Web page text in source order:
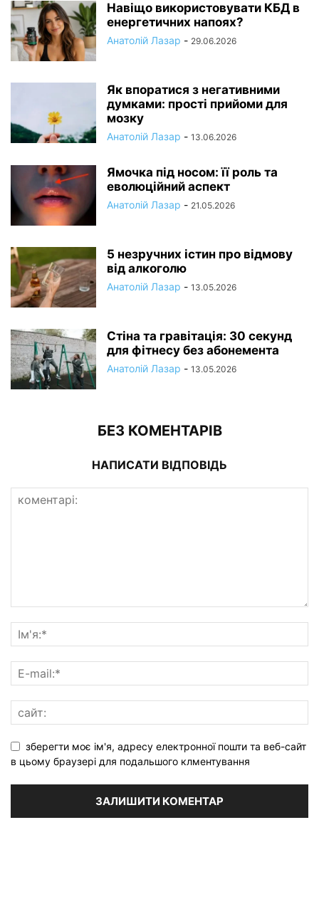
Навіщо використовувати КБД в
енергетичних напоях?
Анатолій Лазар - 29.06.2026
Як впоратися з негативними
думками: прості прийоми для
мозку
Анатолій Лазар - 13.06.2026
Ямочка під носом: її роль та
еволюційний аспект
Анатолій Лазар - 21.05.2026
5 незручних істин про відмову
від алкоголю
Анатолій Лазар - 13.05.2026
Стіна та гравітація: 30 секунд
для фітнесу без абонемента
Анатолій Лазар - 13.05.2026
БЕЗ КОМЕНТАРІВ
НАПИСАТИ ВІДПОВІДЬ
зберегти моє ім'я, адресу електронної пошти та веб-сайт
в цьому браузері для подальшого клментування